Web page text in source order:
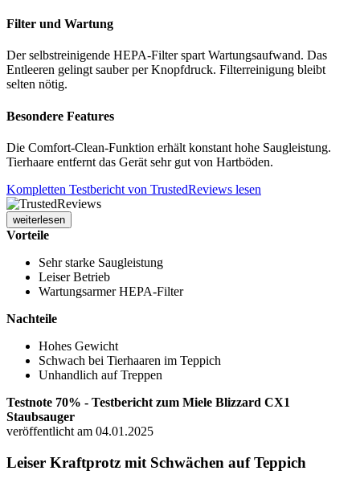
Filter und Wartung
Der selbstreinigende HEPA-Filter spart Wartungsaufwand. Das
Entleeren gelingt sauber per Knopfdruck. Filterreinigung bleibt
selten nötig.
Besondere Features
Die Comfort-Clean-Funktion erhält konstant hohe Saugleistung.
Tierhaare entfernt das Gerät sehr gut von Hartböden.
Kompletten Testbericht von TrustedReviews lesen
weiterlesen
Vorteile
Sehr starke Saugleistung
Leiser Betrieb
Wartungsarmer HEPA-Filter
Nachteile
Hohes Gewicht
Schwach bei Tierhaaren im Teppich
Unhandlich auf Treppen
Testnote 70% - Testbericht zum Miele Blizzard CX1
Staubsauger
veröffentlicht am 04.01.2025
Leiser Kraftprotz mit Schwächen auf Teppich